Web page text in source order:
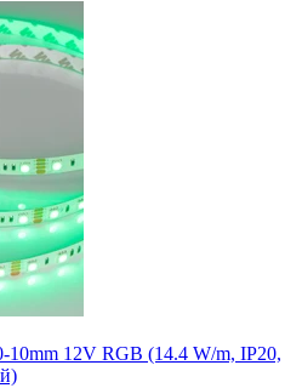
10mm 12V RGB (14.4 W/m, IP20,